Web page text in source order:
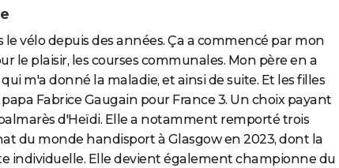
vélo depuis des années. Ça a commencé par mon
le plaisir, les courses communales. Mon père en a
m'a donné la maladie, et ainsi de suite. Et les filles
Fabrice Gaugain pour France 3. Un choix payant
d'Heïdi. Elle a notamment remporté trois
du monde handisport à Glasgow en 2023, dont la
individuelle. Elle devient également championne du